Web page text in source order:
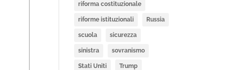
riforma costituzionale
riforme istituzionali Russia
scuola sicurezza
sinistra sovranismo
Stati Uniti Trump